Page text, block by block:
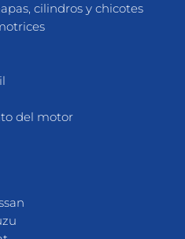
cilindros y chicotes
del motor